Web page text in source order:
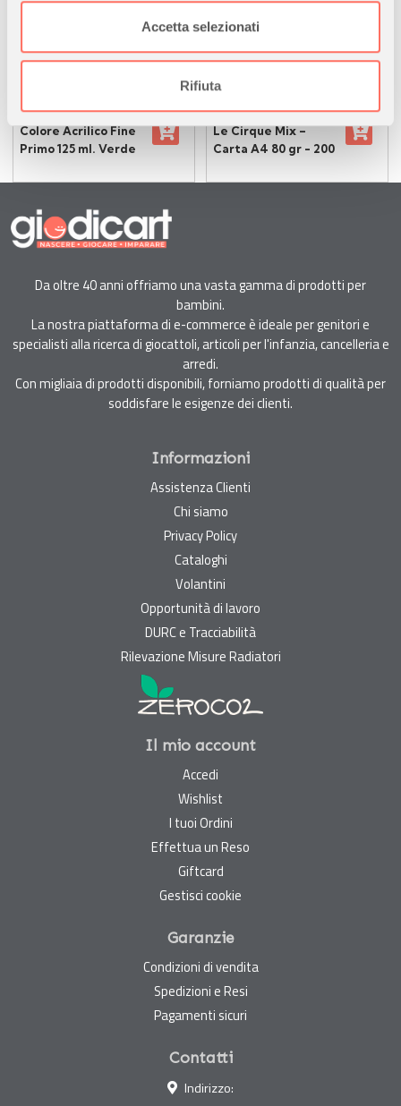
Utilizziamo i cookie per personalizzare contenuti ed
analizzare il nostro traffico. Condividiamo inoltre
informazioni sul modo in cui utilizza il nostro sito con i
nostri partner che si occupano di analisi dei dati web,
pubblicità e social media, i quali potrebbero combinarle
con altre informazioni che ha fornito loro o che hanno
Accetta selezionati
Rifiuta
disponibile
MOROCOLOR
Colore Acrilico Fine
Primo 125 ml. Verde
disponibile
FAVINI
Le Cirque Mix –
Carta A4 80 gr - 200
Da oltre 40 anni offriamo una vasta gamma di prodotti per
bambini.
La nostra piattaforma di e-commerce è ideale per genitori e
specialisti alla ricerca di giocattoli, articoli per l'infanzia, cancelleria e
arredi.
Con migliaia di prodotti disponibili, forniamo prodotti di qualità per
soddisfare le esigenze dei clienti.
Informazioni
Assistenza Clienti
Chi siamo
Privacy Policy
Cataloghi
Volantini
Opportunità di lavoro
DURC e Tracciabilità
Rilevazione Misure Radiatori
Il mio account
Accedi
Wishlist
I tuoi Ordini
Effettua un Reso
Giftcard
Gestisci cookie
Garanzie
Condizioni di vendita
Spedizioni e Resi
Pagamenti sicuri
Contatti
Indirizzo: